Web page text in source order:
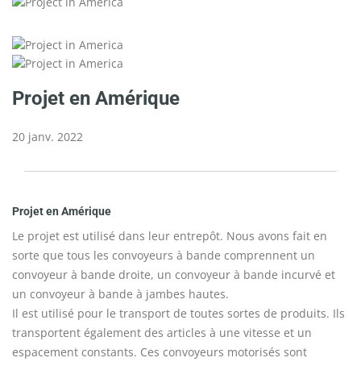
Projet en Amérique
20 janv. 2022
Projet en Amérique
Le projet est utilisé dans leur entrepôt. Nous avons fait en
sorte que tous les convoyeurs à bande comprennent un
convoyeur à bande droite, un convoyeur à bande incurvé et
un convoyeur à bande à jambes hautes.
Il est utilisé pour le transport de toutes sortes de produits. Ils
transportent également des articles à une vitesse et un
espacement constants. Ces convoyeurs motorisés sont